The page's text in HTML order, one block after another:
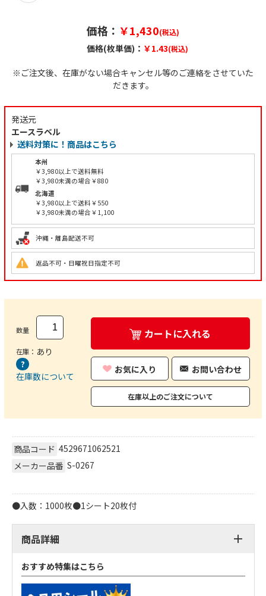
価格： ￥1,430(税込)
価格(枚単価)： ￥1.43(税込)
※ご注文後、在庫がない場合キャンセル等のご連絡をさせていた
だきます。
発送元
エースラベル
送料対策に！商品はこちら
本州
￥3,980以上で送料無料
￥3,980未満の場合￥880
北海道
￥3,980以上で送料￥550
￥3,980未満の場合￥1,100
沖縄・離島配送不可
返品不可・日曜祝日指定不可
数量
在庫： あり
在庫数について
カートに入れる
お気に入り お問い合わせ
在庫以上のご注文について
商品コード 4529671062521
メーカー品番 S-0267
●入数：1000枚●1シート20枚付
商品詳細
おすすめ特集はこちら